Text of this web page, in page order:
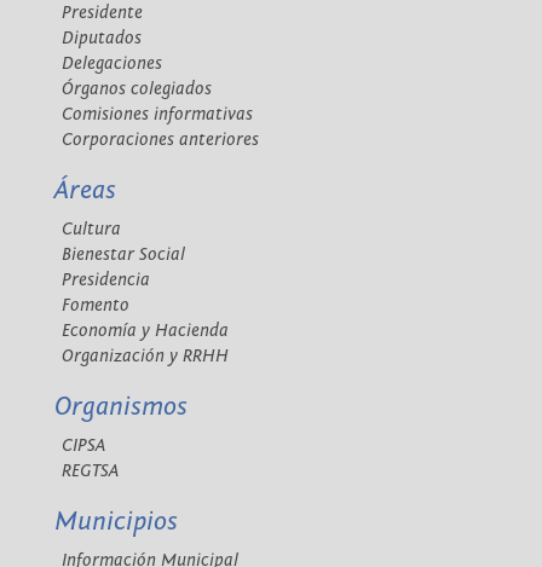
Presidente
Diputados
Delegaciones
Órganos colegiados
Comisiones informativas
Corporaciones anteriores
Áreas
Cultura
Bienestar Social
Presidencia
Fomento
Economía y Hacienda
Organización y RRHH
Organismos
CIPSA
REGTSA
Municipios
Información Municipal